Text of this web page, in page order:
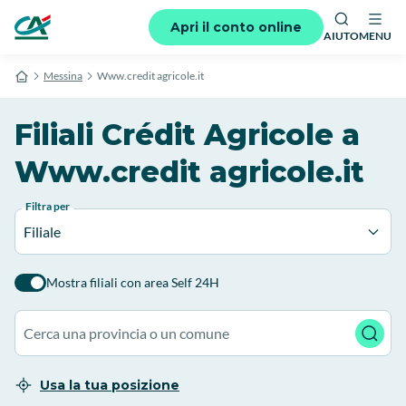
Apri il conto online
AIUTOMENU
Messina Www.credit agricole.it
Filiali Crédit Agricole a
Www.credit agricole.it
Filtra per
Filiale
Mostra filiali con area Self 24H
Usa la tua posizione